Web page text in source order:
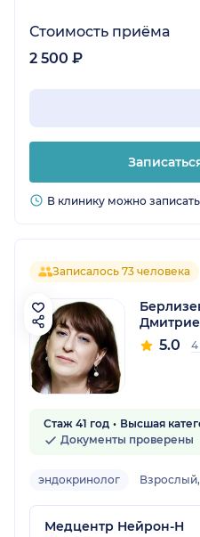
Стоимость приёма
2 500 ₽
В клинику можно
Записалось 73 человека
5.0 4
Стаж 41 год
Высшая
Документы проверены
эндокринолог
Медцентр Нейрон-Н